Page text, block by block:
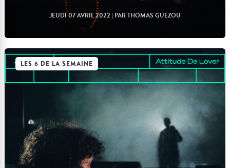
JEUDI 07 AVRIL 2022 | PAR THOMAS GUEZOU
LES 6 DE LA SEMAINE